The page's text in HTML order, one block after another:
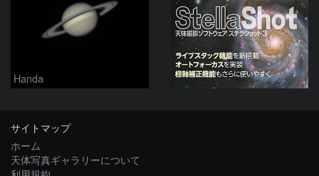
Handa
サイトマップ
ホーム
天体写真ギャラリーについて